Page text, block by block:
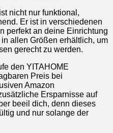
nicht nur funktional,
Er ist in verschiedenen
perfekt an deine Einrichtung
allen Größen erhältlich, um
gerecht zu werden.
den YITAHOME
Preis bei
Amazon
Ersparnisse auf
beeil dich, denn dieses
und nur solange der